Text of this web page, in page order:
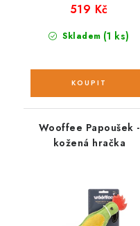
Skladem (1 ks)
519 Kč
Wooffee Papoušek -
kožená hračka